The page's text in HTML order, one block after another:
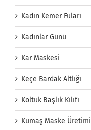
Kadın Kemer Fuları
Kadınlar Günü
Kar Maskesi
Keçe Bardak Altlığı
Koltuk Başlık Kılıfı
Kumaş Maske Üretimi